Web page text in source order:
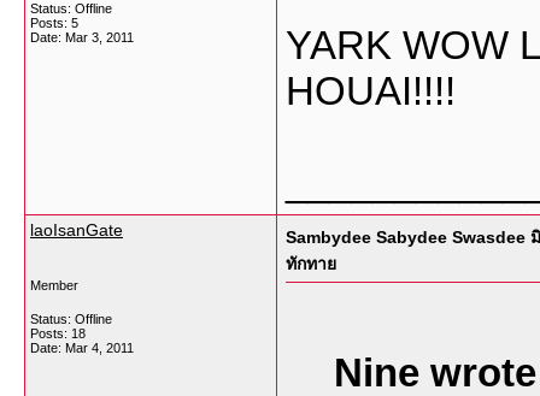
Status: Offline
Posts: 5
Date: Mar 3, 2011
YARK WOW
HOUAI!!!!
laoIsanGate
Member
Status: Offline
Posts: 18
Date: Mar 4, 2011
Sambydee Sabydee
ทักทาย
Nine